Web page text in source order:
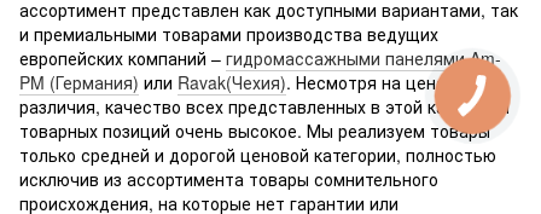
ассортимент представлен как доступными вариантами, так
и премиальными товарами производства ведущих
европейских компаний – гидромассажными панелями Am-
PM (Германия) или Ravak(Чехия). Несмотря на ценовые
различия, качество всех представленных в этой категории
товарных позиций очень высокое. Мы реализуем товары
только средней и дорогой ценовой категории, полностью
исключив из ассортимента товары сомнительного
происхождения, на которые нет гарантии или